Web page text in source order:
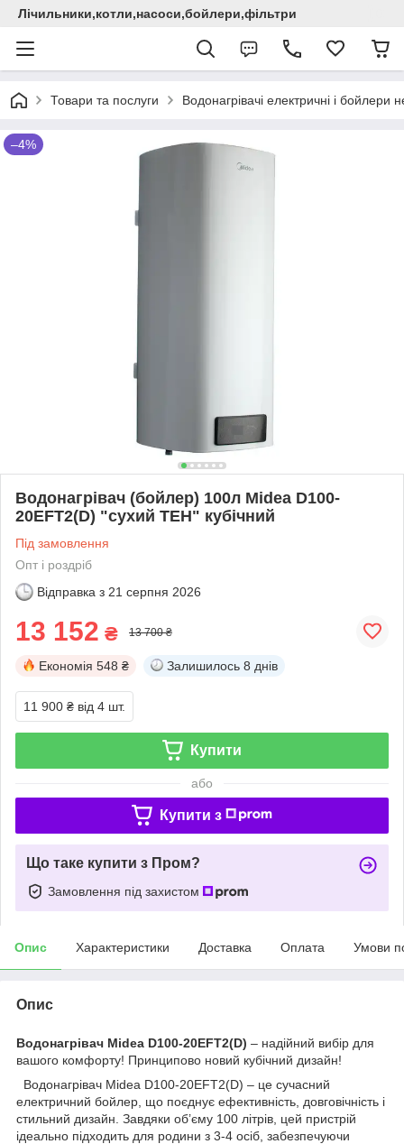
Лічильники,котли,насоси,бойлери,фільтри
Товари та послуги Водонагрівачі електричні i
–4%
Водонагрівач (бойлер) 100л Midea D100-
20EFT2(D) "сухий ТЕН" кубічний
Під замовлення
Опт і роздріб
Відправка з 21 серпня 2026
13 152 ₴ 13 700 ₴
Економія 548 ₴ Залишилось 8 днів
11 900 ₴ від 4 шт.
Купити
або
Купити з
Що таке купити з Пром?
Замовлення під захистом
Опис Характеристики Доставка Оплата Умови
Опис
Водонагрівач Midea D100-20EFT2(D) – надійний вибір для
вашого комфорту! Принципово новий кубічний дизайн!
Водонагрівач Midea D100-20EFT2(D) – це сучасний
електричний бойлер, що поєднує ефективність, довговічність і
стильний дизайн. Завдяки об’єму 100 літрів, цей пристрій
ідеально підходить для родини з 3-4 осіб, забезпечуючи